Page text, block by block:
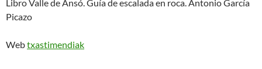
Libro Valle de Ansó. Guía de escalada en roca. Antonio García
Picazo
Webtxastimendiak